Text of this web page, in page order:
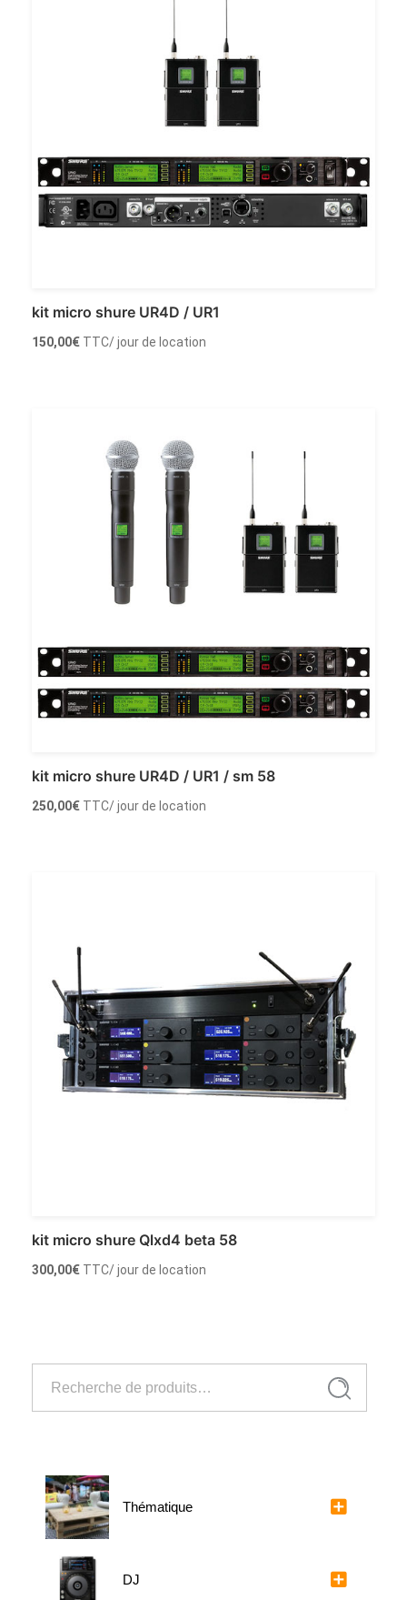
pour :
Recherche
Thématique
DJ
kit micro shure UR4D / UR1
150,00€ TTC/ jour de location
kit micro shure UR4D / UR1 / sm 58
250,00€ TTC/ jour de location
kit micro shure Qlxd4 beta 58
300,00€ TTC/ jour de location